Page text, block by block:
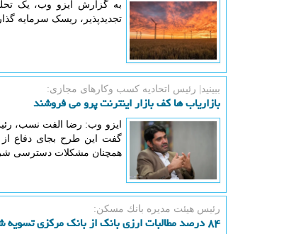
به گزارش ایزو وب، یک
تجدیدپذیر، ریسک سرمایه
ببینید| رئیس اتحادیه كسب وكارهای مجازی:
بازاریاب ها کف بازار اینترنت پرو می فروشند
ایزو وب: رضا الفت نسب،
گفت این طرح بجای دفاع
همچنان مشکلات دسترسی
رئیس هیئت مدیره بانك مسكن:
۸۴ درصد مطالبات ارزی بانک از بانک مرکزی تسویه شد